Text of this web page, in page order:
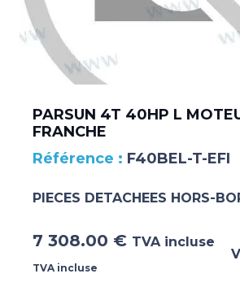
PARSUN 4T 40HP L
FRANCHE
F40BEL-T-EFI
PIECES DETACHEES HORS-
7 308.00 € TVA incluse
TVA incluse